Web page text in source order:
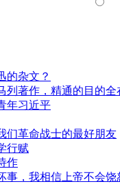
的杂文？
列著作，精通的目的全
年习近平
们革命战士的最好朋友
行赋
作
事，我相信上帝不会饶